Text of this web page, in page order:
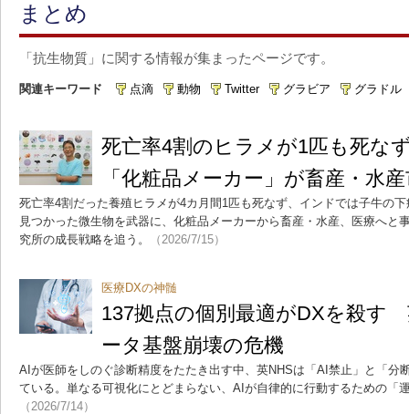
まとめ
「抗生物質」に関する情報が集まったページです。
関連キーワード 点滴 動物 Twitter グラビア グラドル
死亡率4割のヒラメが1匹も死な
「化粧品メーカー」が畜産・水
死亡率4割だった養殖ヒラメが4カ月間1匹も死なず、インドでは子牛の
見つかった微生物を武器に、化粧品メーカーから畜産・水産、医療へと
究所の成長戦略を追う。
（2026/7/15）
医療DXの神髄
137拠点の個別最適がDXを殺す
ータ基盤崩壊の危機
AIが医師をしのぐ診断精度をたたき出す中、英NHSは「AI禁止」と「分
ている。単なる可視化にとどまらない、AIが自律的に行動するための「
（2026/7/14）